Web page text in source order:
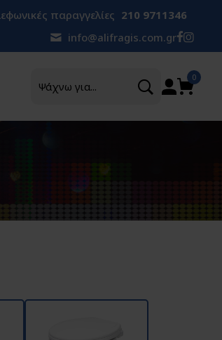
παραγγελίες 210 9711346
info@alifragis.com.gr
0